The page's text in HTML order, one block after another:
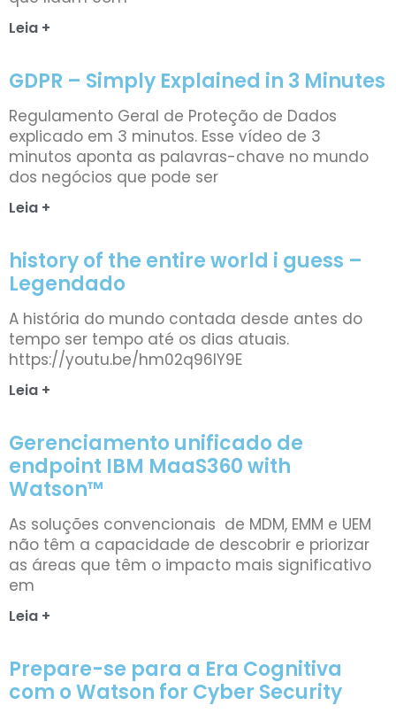
Leia +
GDPR – Simply Explained in 3 Minutes
Regulamento Geral de Proteção de Dados
explicado em 3 minutos. Esse vídeo de 3
minutos aponta as palavras-chave no mundo
dos negócios que pode ser
Leia +
history of the entire world i guess –
Legendado
A história do mundo contada desde antes do
tempo ser tempo até os dias atuais.
https://youtu.be/hm02q96IY9E
Leia +
Gerenciamento unificado de
endpoint IBM MaaS360 with
Watson™
As soluções convencionais de MDM, EMM e UEM
não têm a capacidade de descobrir e priorizar
as áreas que têm o impacto mais significativo
em
Leia +
Prepare-se para a Era Cognitiva
com o Watson for Cyber Security